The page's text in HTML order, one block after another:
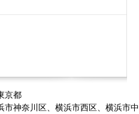
京都
神奈川区、横浜市西区、横浜市中